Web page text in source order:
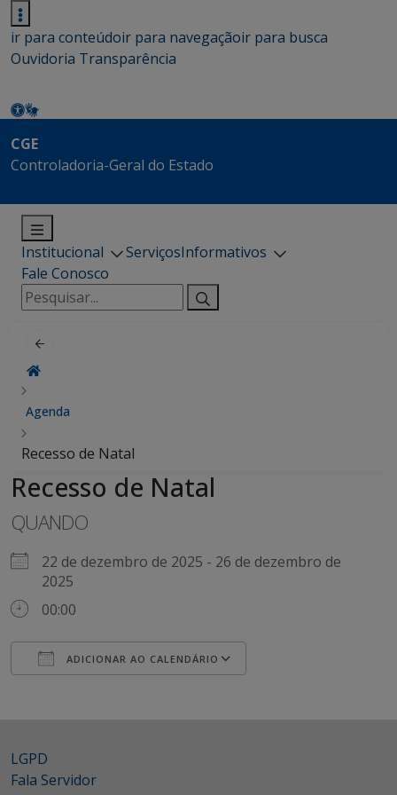
ir para conteúdoir para navegaçãoir para busca
Ouvidoria Transparência
CGE
Controladoria-Geral do Estado
Institucional ServiçosInformativos
Fale Conosco
Pesquisar
por:
Agenda
Recesso de Natal
Recesso de Natal
QUANDO
22 de dezembro de 2025 - 26 de dezembro de
2025
00:00
ADICIONAR AO CALENDÁRIO
LGPD
Fala Servidor